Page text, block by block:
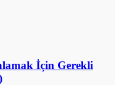
İçin Gerekli